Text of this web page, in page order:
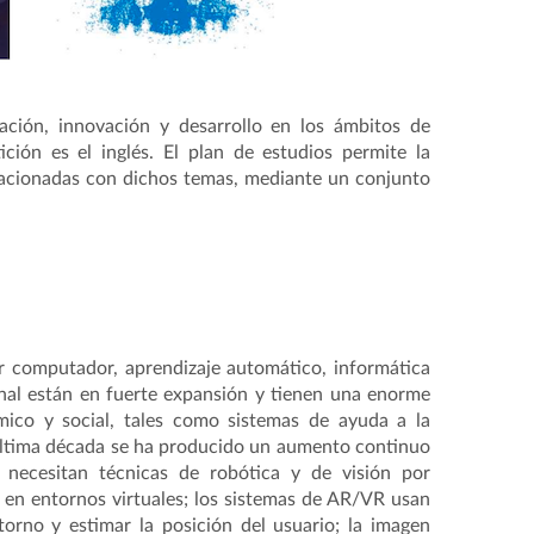
innovación y desarrollo en los ámbitos de
es el inglés. El plan de estudios permite la
con dichos temas, mediante un conjunto
aprendizaje automático, informática
están en fuerte expansión y tienen una enorme
y social, tales como sistemas de ayuda a la
década se ha producido un aumento continuo
técnicas de robótica y de visión por
entornos virtuales; los sistemas de AR/VR usan
y estimar la posición del usuario; la imagen